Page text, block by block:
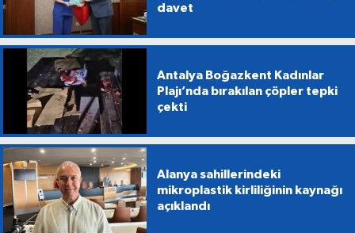
davet
Antalya Boğazkent Kadınlar
Plajı’nda bırakılan çöpler tepki
çekti
Alanya sahillerindeki
mikroplastik kirliliğinin kaynağı
açıklandı